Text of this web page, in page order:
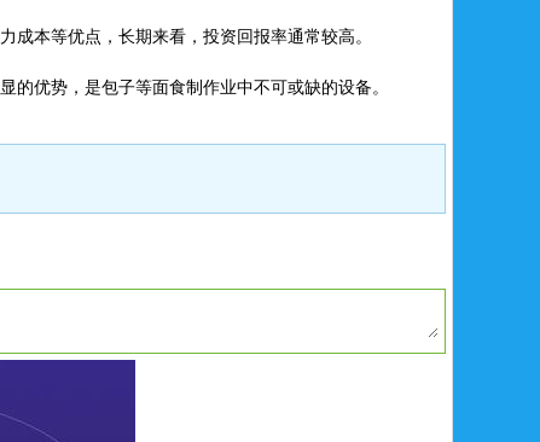
成本等优点，长期来看，投资回报率通常较高。
优势，是包子等面食制作业中不可或缺的设备。